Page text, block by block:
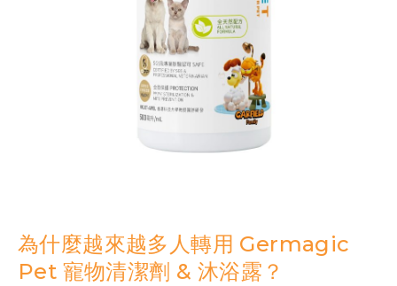
為什麼越來越多人轉用 Germagic
Pet 寵物清潔劑 & 沐浴露？